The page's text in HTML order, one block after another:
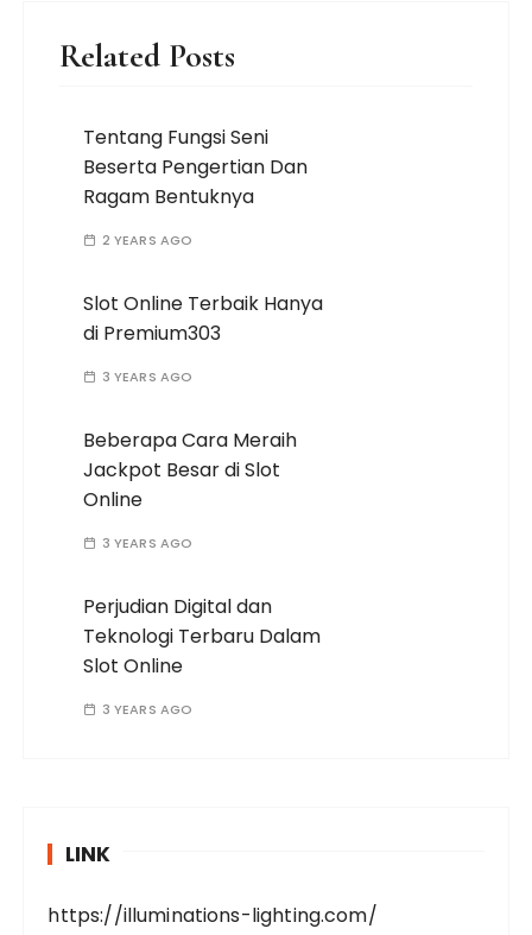
Related Posts
Tentang Fungsi Seni
Beserta Pengertian Dan
Ragam Bentuknya
2 YEARS AGO
Slot Online Terbaik Hanya
di Premium303
3 YEARS AGO
Beberapa Cara Meraih
Jackpot Besar di Slot
Online
3 YEARS AGO
Perjudian Digital dan
Teknologi Terbaru Dalam
Slot Online
3 YEARS AGO
LINK
https://illuminations-lighting.com/